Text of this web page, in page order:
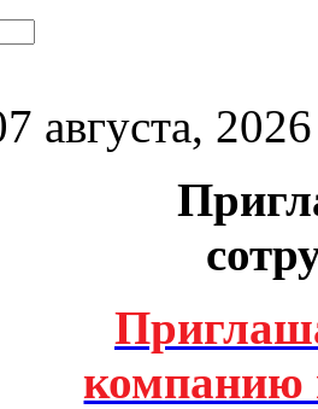
августа, 2026
компанию